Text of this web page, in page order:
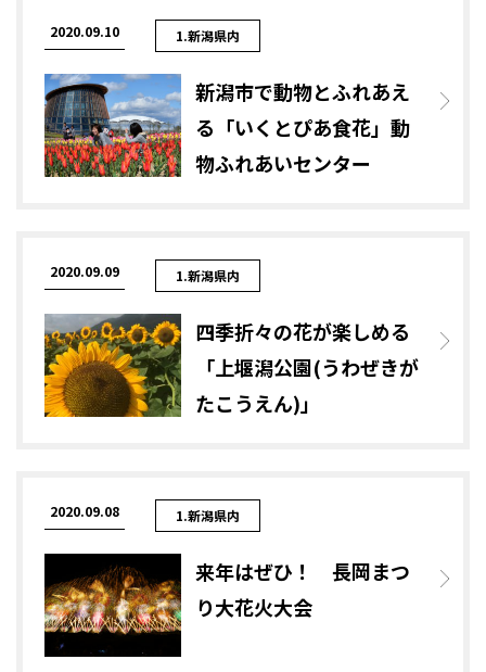
2020.09.10 1.新潟県内
新潟市で動物とふれあえ
る「いくとぴあ食花」動
物ふれあいセンター
2020.09.09 1.新潟県内
四季折々の花が楽しめる
「上堰潟公園(うわぜきが
たこうえん)」
2020.09.08 1.新潟県内
来年はぜひ！ 長岡まつ
り大花火大会